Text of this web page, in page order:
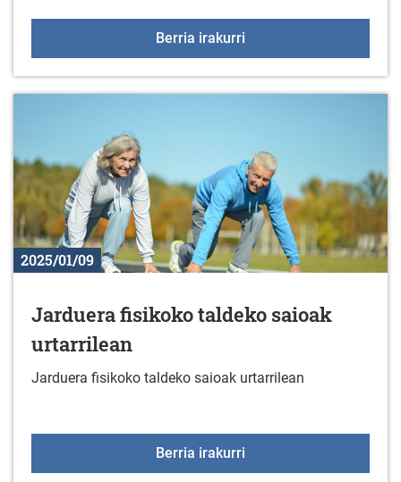
Berria irakurri
2025/01/09
Jarduera fisikoko taldeko saioak
urtarrilean
Jarduera fisikoko taldeko saioak urtarrilean
Berria irakurri